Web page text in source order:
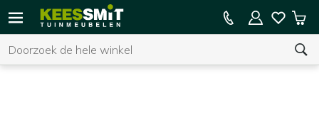
Kees
Tuinmeubelen
15% kassakorting op de hele collectie
Decoreren & sfeer